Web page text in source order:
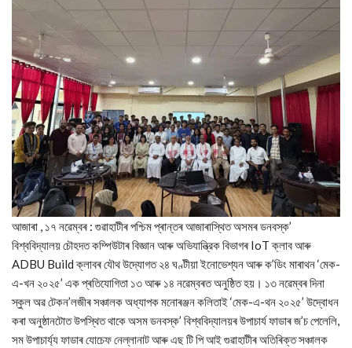
আজাৰা , ১৭ নৱেম্বৰ : গুৱাহাটীৰ পশ্চিম প্ৰান্তৰ আজাৰাস্থিত অসমৰ ডনবস্ক’
বিশ্ববিদ্যালয় চৌহদত কম্পিউটাৰ বিজ্ঞান আৰু অভিযান্ত্রিক বিভাগৰ IoT ক্লাব আৰু
ADBU Build ক্লাবৰ যৌথ উদ্যোগত ২৪ ঘণ্টীয়া ইনোভেশ্যন আৰু ক’ডিং মাৰাথন ‘মেক-
এ-খন ২০২৫’ এক প্ৰতিযোগিতা ১৩ আৰু ১৪ নৱেম্বৰত অনুষ্ঠিত হয়। ১৩ নৱেম্বৰ দিনা
স্কুল অৱ টেকন’লজীৰ সঞ্চালক অধ্যাপক মনোৰঞ্জন কলিতাই ‘মেক-এ-থন ২০২৫’ উদ্বোধন
কৰা অনুষ্ঠানটোত উপস্থিত থাকে অসম ডনবস্ক’ বিশ্ববিদ্যালয়ৰ উপাচার্য ফাডাৰ জ’চ পেলেলি,
সম উপাচাৰ্য্য ফাডাৰ যোচেফ নেল্লানাট আৰু এছ টি পি আই গুৱাহাটীৰ অতিৰিক্ত সঞ্চালক